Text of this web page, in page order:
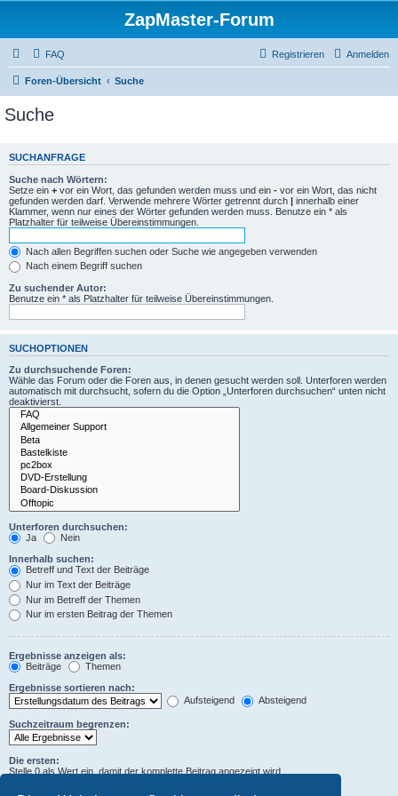
ZapMaster-Forum
FAQ Anmelden
Registrieren
Foren-Übersicht Suche
Suche
SUCHANFRAGE
Suche nach Wörtern:
Setze ein + vor ein Wort, das gefunden werden muss und ein - vor ein Wort, das nicht
gefunden werden darf. Verwende mehrere Wörter getrennt durch | innerhalb einer
Klammer, wenn nur eines der Wörter gefunden werden muss. Benutze ein * als
Platzhalter für teilweise Übereinstimmungen.
Nach allen Begriffen suchen oder Suche wie angegeben verwenden
Nach einem Begriff suchen
Zu suchender Autor:
Benutze ein * als Platzhalter für teilweise Übereinstimmungen.
SUCHOPTIONEN
Zu durchsuchende Foren:
Wähle das Forum oder die Foren aus, in denen gesucht werden soll. Unterforen werden
automatisch mit durchsucht, sofern du die Option „Unterforen durchsuchen“ unten nicht
deaktivierst.
Unterforen durchsuchen:
Ja
Nein
Innerhalb suchen:
Betreff und Text der Beiträge
Nur im Text der Beiträge
Nur im Betreff der Themen
Nur im ersten Beitrag der Themen
Ergebnisse anzeigen als:
Beiträge
Themen
Ergebnisse sortieren nach:
Aufsteigend
Absteigend
Suchzeitraum begrenzen:
Die ersten:
Stelle 0 als Wert ein, damit der komplette Beitrag angezeigt wird.